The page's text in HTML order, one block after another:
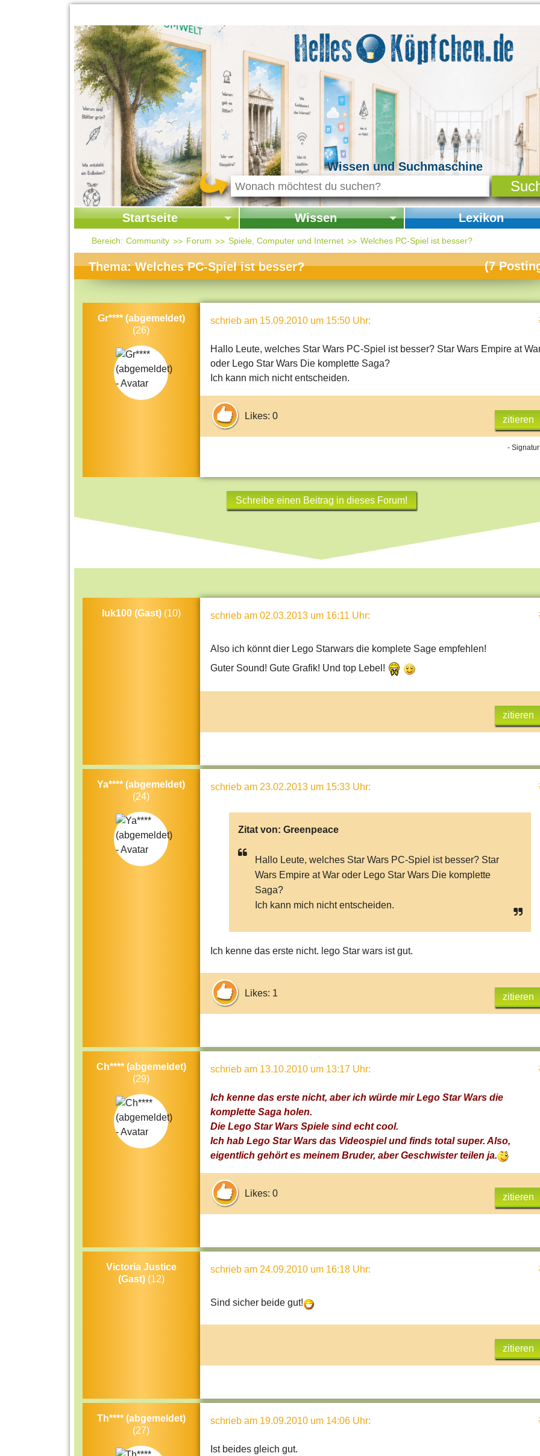
Wissen und Suchmaschine
Startseite
Startseite
Kontakt
Themen-Specials
Häufig gesucht
Beliebte Artikel
Wissen
Startseite Wissen
Geschichte & Kultur
Kolumne
Mensch & Natur
Gesellschaft & Politik
Ratgeber & Tipps
Universum
Lexikon
Startseite Lexikon
Bereich: Community Forum Spiele, Computer und Internet Welches PC-Spiel ist besser?
Thema: Welches PC-Spiel ist besser? (7
Gr**** (abgemeldet)
(26)
schrieb am 15.09.2010 um 15:50 Uhr:
Hallo Leute, welches Star Wars PC-Spiel ist besser? Star Wars Empire at
oder Lego Star Wars Die komplette Saga?
Ich kann mich nicht entscheiden.
Likes: 0 zitieren
-
Schreibe einen Beitrag in dieses Forum!
luk100 (Gast)(10) schrieb am 02.03.2013 um 16:11 Uhr:
Also ich könnt dier Lego Starwars die komplete Sage empfehlen!
Guter Sound! Gute Grafik! Und top Lebel!
zitieren
Ya**** (abgemeldet)
(24)
schrieb am 23.02.2013 um 15:33 Uhr:
Zitat von: Greenpeace
Hallo Leute, welches Star Wars PC-Spiel ist besser? Star
Wars Empire at War oder Lego Star Wars Die komplette
Saga?
Ich kann mich nicht entscheiden.
Ich kenne das erste nicht. lego Star wars ist gut.
Likes: 1 zitieren
Ch**** (abgemeldet)
(29)
schrieb am 13.10.2010 um 13:17 Uhr:
Ich kenne das erste nicht, aber ich würde mir Lego Star Wars die
komplette Saga holen.
Die Lego Star Wars Spiele sind echt cool.
Ich hab Lego Star Wars das Videospiel und finds total super. Also,
eigentlich gehört es meinem Bruder, aber Geschwister teilen ja.
Likes: 0 zitieren
Victoria Justice
(Gast)(12)
schrieb am 24.09.2010 um 16:18 Uhr:
Sind sicher beide gut!
zitieren
Th**** (abgemeldet)
(27)
schrieb am 19.09.2010 um 14:06 Uhr:
Ist beides gleich gut.